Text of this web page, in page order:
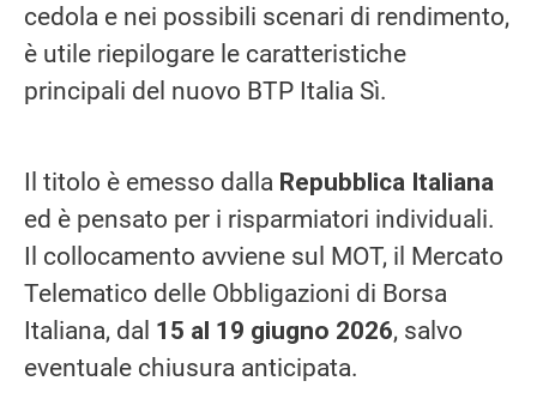
cedola e nei possibili scenari di rendimento,
è utile riepilogare le caratteristiche
principali del nuovo BTP Italia Sì.
Il titolo è emesso dalla Repubblica Italiana
ed è pensato per i risparmiatori individuali.
Il collocamento avviene sul MOT, il Mercato
Telematico delle Obbligazioni di Borsa
Italiana, dal 15 al 19 giugno 2026, salvo
eventuale chiusura anticipata.